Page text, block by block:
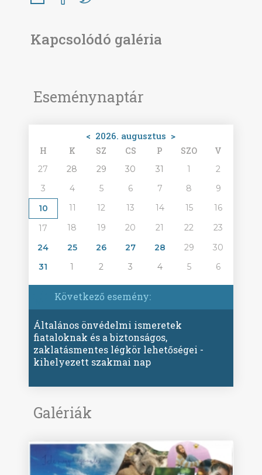
Eseménynaptár
< 2026. augusztus >
H K SZ CS P SZO V
27 28 29 30 31 1
2
3
4 5 6 7 8
9
10
11 12 13 14 15
16
17
18 19 20 21 22
23
24
25 26 27 28 29
30
31
1 2 3 4 5 6
Következő esemény:
Általános önvédelmi ismeretek
fiataloknak és a biztonságos,
zaklatásmentes légkör lehetőségei -
kihelyezett szakmai nap
Galériák
Kapcsolódó galéria